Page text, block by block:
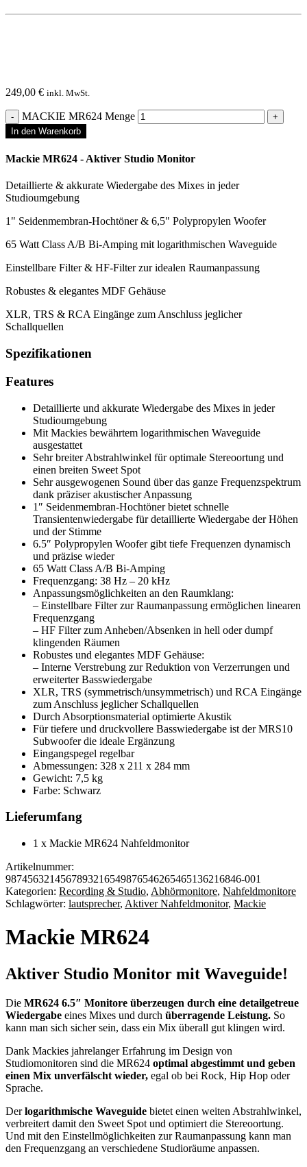
249,00 € inkl. MwSt.
MACKIE MR624 Menge
In den Warenkorb
Mackie MR624 - Aktiver Studio Monitor
Detaillierte & akkurate Wiedergabe des Mixes in jeder
Studioumgebung
1" Seidenmembran-Hochtöner & 6,5" Polypropylen Woofer
65 Watt Class A/B Bi-Amping mit logarithmischen Waveguide
Einstellbare Filter & HF-Filter zur idealen Raumanpassung
Robustes & elegantes MDF Gehäuse
XLR, TRS & RCA Eingänge zum Anschluss jeglicher
Schallquellen
Spezifikationen
Features
Detaillierte und akkurate Wiedergabe des Mixes in jeder
Studioumgebung
Mit Mackies bewährtem logarithmischen Waveguide
ausgestattet
Sehr breiter Abstrahlwinkel für optimale Stereoortung und
einen breiten Sweet Spot
Sehr ausgewogenen Sound über das ganze Frequenzspektrum
dank präziser akustischer Anpassung
1″ Seidenmembran-Hochtöner bietet schnelle
Transientenwiedergabe für detaillierte Wiedergabe der Höhen
und der Stimme
6.5″ Polypropylen Woofer gibt tiefe Frequenzen dynamisch
und präzise wieder
65 Watt Class A/B Bi-Amping
Frequenzgang: 38 Hz – 20 kHz
Anpassungsmöglichkeiten an den Raumklang:
– Einstellbare Filter zur Raumanpassung ermöglichen linearen
Frequenzgang
– HF Filter zum Anheben/Absenken in hell oder dumpf
klingenden Räumen
Robustes und elegantes MDF Gehäuse:
– Interne Verstrebung zur Reduktion von Verzerrungen und
erweiterter Basswiedergabe
XLR, TRS (symmetrisch/unsymmetrisch) und RCA Eingänge
zum Anschluss jeglicher Schallquellen
Durch Absorptionsmaterial optimierte Akustik
Für tiefere und druckvollere Basswiedergabe ist der MRS10
Subwoofer die ideale Ergänzung
Eingangspegel regelbar
Abmessungen: 328 x 211 x 284 mm
Gewicht: 7,5 kg
Farbe: Schwarz
Lieferumfang
1 x Mackie MR624 Nahfeldmonitor
Artikelnummer:
9874563214567893216549876546265465136216846-001
Kategorien: Recording & Studio, Abhörmonitore, Nahfeldmonitore
Schlagwörter: lautsprecher, Aktiver Nahfeldmonitor, Mackie
Mackie MR624
Aktiver Studio Monitor mit Waveguide!
Die MR624 6.5″ Monitore überzeugen durch eine detailgetreue
Wiedergabe eines Mixes und durch überragende Leistung. So
kann man sich sicher sein, dass ein Mix überall gut klingen wird.
Dank Mackies jahrelanger Erfahrung im Design von
Studiomonitoren sind die MR624 optimal abgestimmt und geben
einen Mix unverfälscht wieder, egal ob bei Rock, Hip Hop oder
Sprache.
Derlogarithmische Waveguide bietet einen weiten Abstrahlwinkel,
verbreitert damit den Sweet Spot und optimiert die Stereoortung.
Und mit den Einstellmöglichkeiten zur Raumanpassung kann man
den Frequenzgang an verschiedene Studioräume anpassen.